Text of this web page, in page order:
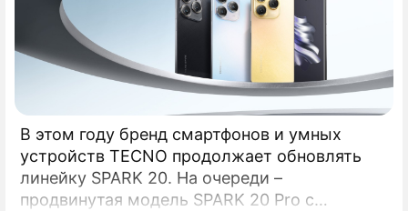
В этом году бренд смартфонов и умных
устройств TECNO продолжает обновлять
линейку SPARK 20. На очереди –
продвинутая модель SPARK 20 Pro с